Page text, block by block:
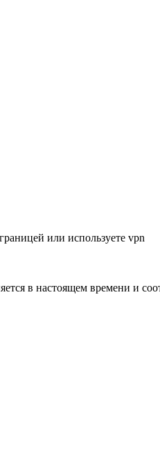
или используете vpn
в настоящем времени и